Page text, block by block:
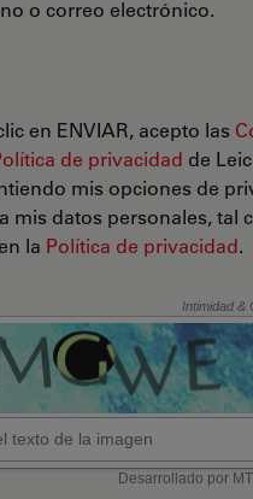
o correo electrónico.
en ENVIAR, acepto las
de privacidad de
mis opciones de
mis datos personales, tal
la Política de privacidad.